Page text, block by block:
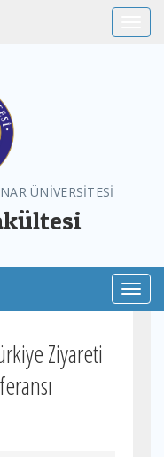
ÜNİVERSİTESİ
Ziyareti